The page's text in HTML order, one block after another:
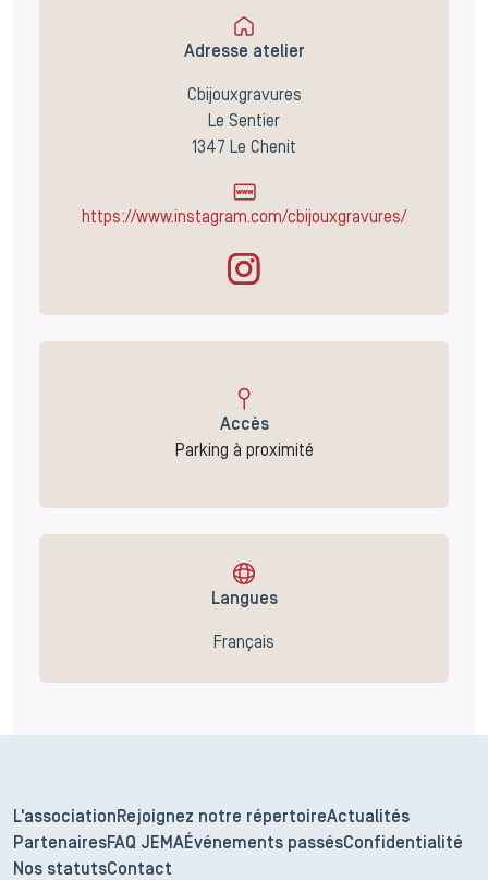
Adresse atelier
Cbijouxgravures
Le Sentier
1347 Le Chenit
https://www.instagram.com/cbijouxgravures/
Accès
Parking à proximité
Langues
Français
L'association Rejoignez notre répertoireActualités
PartenairesFAQ JEMAÉvénements passésConfidentialité
Nos statutsContact